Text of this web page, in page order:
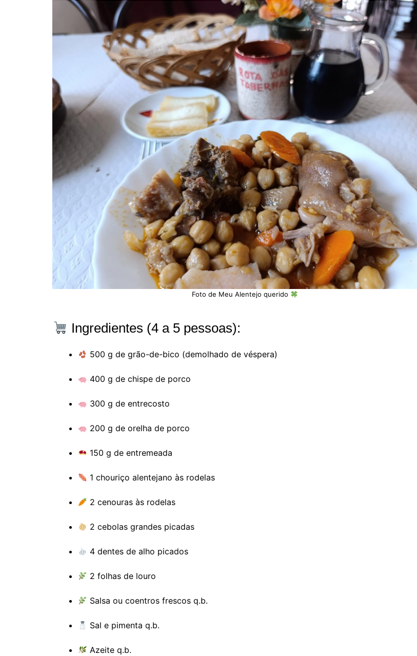
Foto de Meu Alentejo querido
Ingredientes (4 a 5 pessoas):
500 g de grão-de-bico (demolhado de véspera)
400 g de chispe de porco
300 g de entrecosto
200 g de orelha de porco
150 g de entremeada
1 chouriço alentejano às rodelas
2 cenouras às rodelas
2 cebolas grandes picadas
4 dentes de alho picados
2 folhas de louro
Salsa ou coentros frescos q.b.
Sal e pimenta q.b.
Azeite q.b.